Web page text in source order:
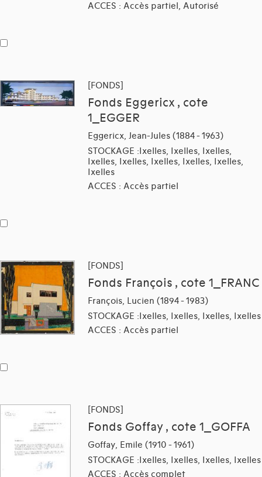
ACCES : Accès partiel, Autorisé
[FONDS]
Fonds Eggericx , cote
1_EGGER
Eggericx, Jean-Jules (1884 - 1963)
STOCKAGE :Ixelles, Ixelles, Ixelles,
Ixelles, Ixelles, Ixelles, Ixelles, Ixelles,
Ixelles
ACCES : Accès partiel
[FONDS]
Fonds François , cote 1_FRANC
François, Lucien (1894 - 1983)
STOCKAGE :Ixelles, Ixelles, Ixelles, Ixelles
ACCES : Accès partiel
[FONDS]
Fonds Goffay , cote 1_GOFFA
Goffay, Emile (1910 - 1961)
STOCKAGE :Ixelles, Ixelles, Ixelles, Ixelles
ACCES : Accès complet